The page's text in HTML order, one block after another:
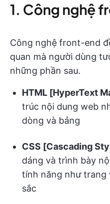
1. Công nghệ
Công nghệ front-end
quan mà người dùng
những phần sau.
HTML [HyperText
trúc nội dung web
dòng và bảng
CSS [Cascading
dáng và trình bày
tính năng như trang
sắc